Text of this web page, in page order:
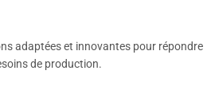
adaptées et innovantes pour répondre
de production.